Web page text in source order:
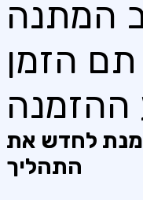
המתנה
הזמן
ההזמנה
מנת לחדש את
התהליך